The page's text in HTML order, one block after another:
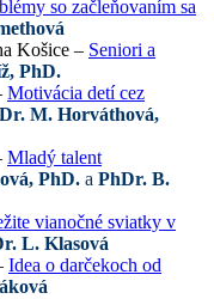
so začleňovaním sa
Košice – Seniori a
PhD.
Motivácia detí cez
M. Horváthová,
Mladý talent
PhD. a PhDr. B.
vianočné sviatky v
L. Klasová
Idea o darčekoch od